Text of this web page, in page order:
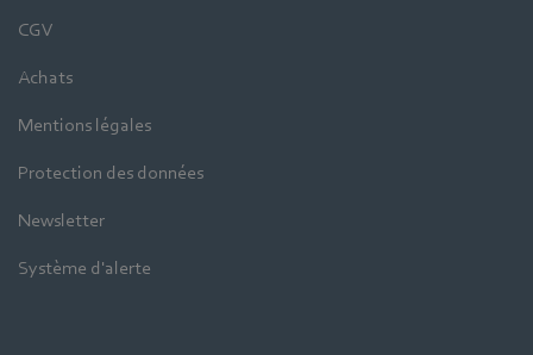
CGV
Achats
Mentions légales
Protection des données
Newsletter
Système d'alerte